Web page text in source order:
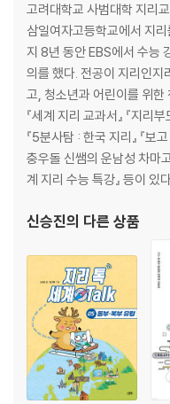
4장. 척박한 사막에 피어난 화
이슬람교의 시작에서 전파까지
건조한 날씨에 적합한 옷과 음
[지리야, 놀자!] 자연을 활용한
5장. 서남아시아는 지금
서남아시아의 고민, 이스라엘
[지리야, 놀자!] 세계 지도 속
고려대학교 사범대학 지리
삼일여자고등학교에서 지
지 8년 동안 EBS에서 수능
의를 했다. 전공이 지리인지
고, 청소년과 어린이를 위한
『세계 지리 교과서』 『지리
『5분사탐 : 한국 지리』 『보
충우돌 신쌤의 운남성 차마고
계 지리 수능 특강』 등이 있
신승진의 다른 상품